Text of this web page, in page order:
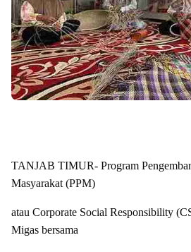
TANJAB TIMUR- Program
Masyarakat (PPM)
atau Corporate Social Responsibility
Migas bersama